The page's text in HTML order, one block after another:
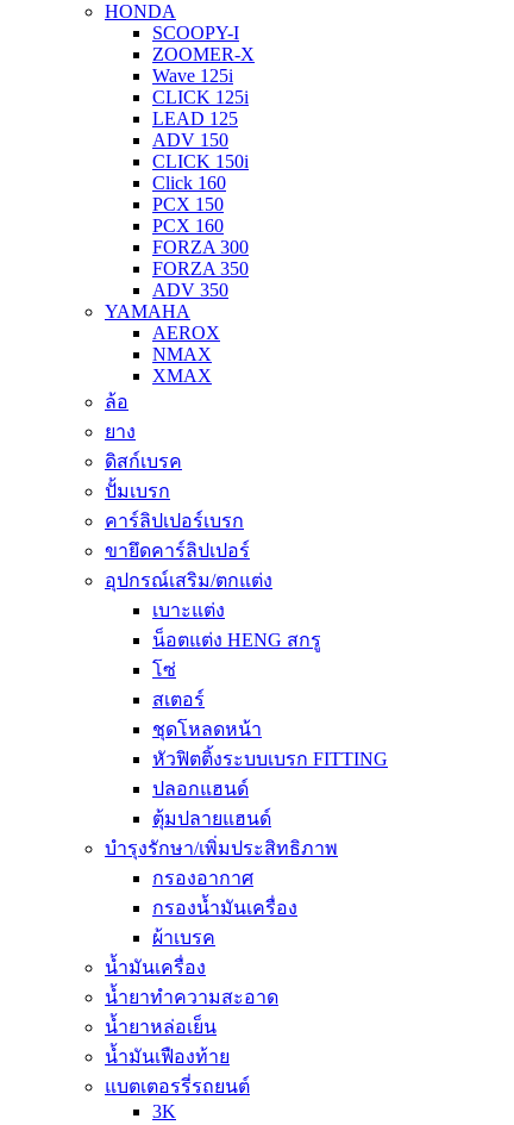
HONDA
SCOOPY-I
ZOOMER-X
Wave 125i
CLICK 125i
LEAD 125
ADV 150
CLICK 150i
Click 160
PCX 150
PCX 160
FORZA 300
FORZA 350
ADV 350
YAMAHA
AEROX
NMAX
XMAX
ล้อ
ยาง
ดิสก์เบรค
ปั้มเบรก
คาร์ลิปเปอร์เบรก
ขายึดคาร์ลิปเปอร์
อุปกรณ์เสริม/ตกแต่ง
เบาะแต่ง
น็อตแต่ง HENG สกรู
โซ่
สเตอร์
ชุดโหลดหน้า
หัวฟิตติ้งระบบเบรก FITTING
ปลอกแฮนด์
ตุ้มปลายแฮนด์
บำรุงรักษา/เพิ่มประสิทธิภาพ
กรองอากาศ
กรองน้ำมันเครื่อง
ผ้าเบรค
น้ำมันเครื่อง
น้ำยาทำความสะอาด
น้ำยาหล่อเย็น
น้ำมันเฟืองท้าย
แบตเตอรรี่รถยนต์
3K